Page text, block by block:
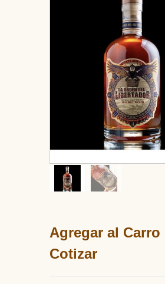
Agregar al Carro
Cotizar